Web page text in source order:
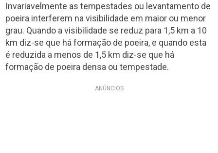
Invariavelmente as tempestades ou levantamento de
poeira interferem na visibilidade em maior ou menor
grau. Quando a visibilidade se reduz para 1,5 km a 10
km diz-se que há formação de poeira, e quando esta
é reduzida a menos de 1,5 km diz-se que há
formação de poeira densa ou tempestade.
ANÚNCIOS